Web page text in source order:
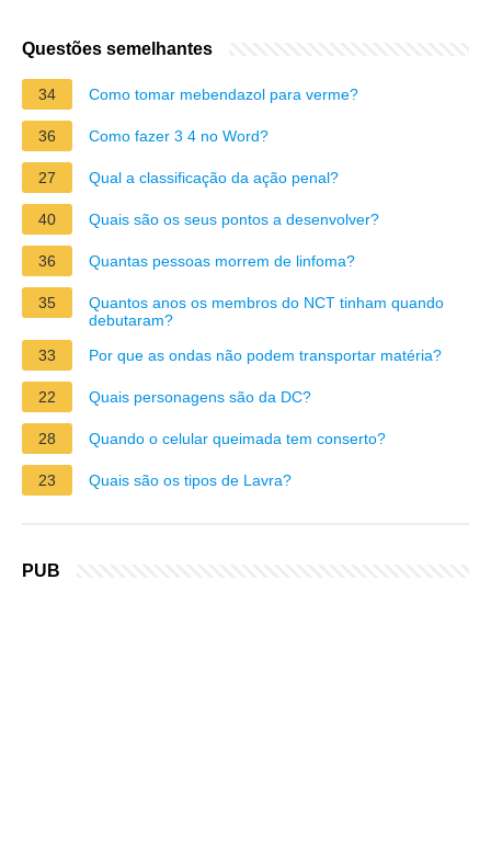
Questões semelhantes
34 Como tomar mebendazol para verme?
36 Como fazer 3 4 no Word?
27 Qual a classificação da ação penal?
40 Quais são os seus pontos a desenvolver?
36 Quantas pessoas morrem de linfoma?
35
Quantos anos os membros do NCT tinham quando
debutaram?
33
Por que as ondas não podem transportar matéria?
22 Quais personagens são da DC?
28 Quando o celular queimada tem conserto?
23 Quais são os tipos de Lavra?
PUB